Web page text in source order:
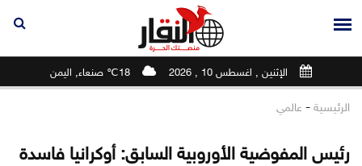
الإثنين , اغسطس 10 , 2026 18℃ صنعاء, اليمن
الرئيسية - عالمي
رئيس المفوضية الأوروبية السابق: أوكرانيا فاسدة